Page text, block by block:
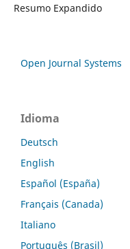
Resumo Expandido
Open Journal Systems
Idioma
Deutsch
English
Español (España)
Français (Canada)
Italiano
Português (Brasil)